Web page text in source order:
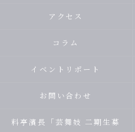
アクセス
コラム
イベントリポート
お問い合わせ
料亭濱長「芸舞妓 二期生募